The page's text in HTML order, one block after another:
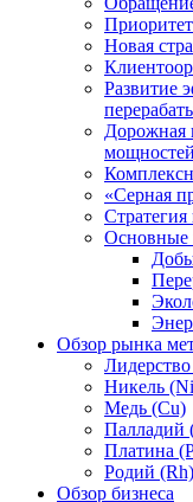
Новая
Развитие
Дорожная
мощностей
«Серная
Основные
Обзор рынка
Никель
Медь (Cu)
Палладий
Платина
Родий (Rh)
Обзор бизнеса